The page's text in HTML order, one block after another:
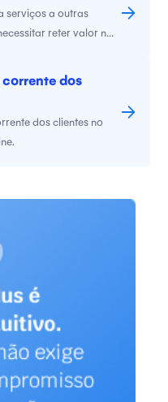
serviços a outras
reter valor na
dos
dos clientes no